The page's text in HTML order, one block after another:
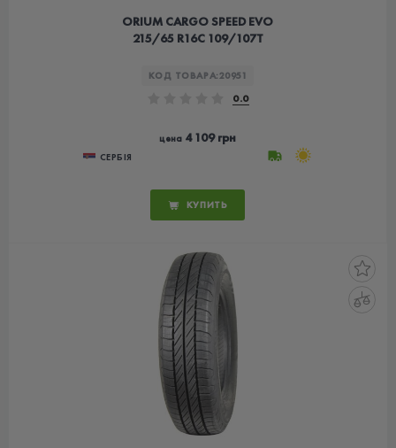
ORIUM CARGO SPEED EVO
215/65 R16C 109/107T
КОД ТОВАРА:20951
0.0
цена 4 109 грн
СЕРБІЯ
КУПИТЬ